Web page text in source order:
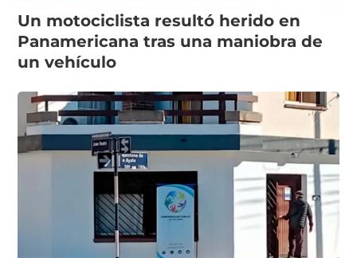
Un motociclista resultó herido en
Panamericana tras una maniobra de
un vehículo